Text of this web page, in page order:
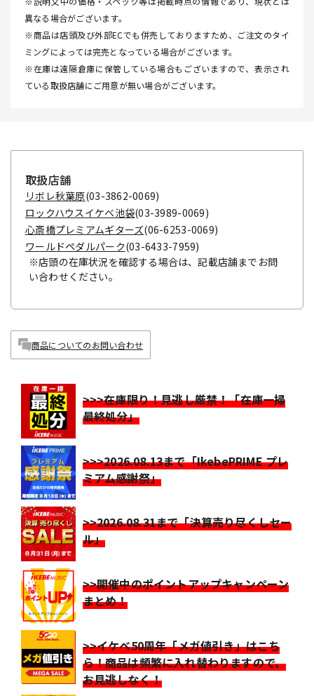
異なる場合がございます。
※商品は店頭及び外部ECでも併売しておりますため、ご注文のタイ
ミングによっては完売となっている場合がございます。
※在庫は遠隔倉庫に保管している場合もございますので、表示され
ている取扱店舗にご用意が無い場合がございます。
取扱店舗
リボレ秋葉原(03-3862-0069)
ロックハウスイケベ池袋(03-3989-0069)
心斎橋プレミアムギターズ(06-6253-0069)
ワールドペダルパーク(03-6433-7959)
※店頭の在庫状況を確認する場合は、記載店舗までお問
い合わせください。
商品についてのお問い合わせ
>>>在庫限り！見逃し厳禁！「在庫一掃
最終処分」
>>>2026.08.13まで「IkebePRIME プレ
ミアム感謝祭」
>>2026.08.31まで「決算売り尽くしセー
ル」
>>開催中のポイントアップキャンペーン
まとめ！
>>イケベ50周年「メガ値引き」はこち
ら！商品は頻繁に入れ替わりますので、
お見逃しなく！